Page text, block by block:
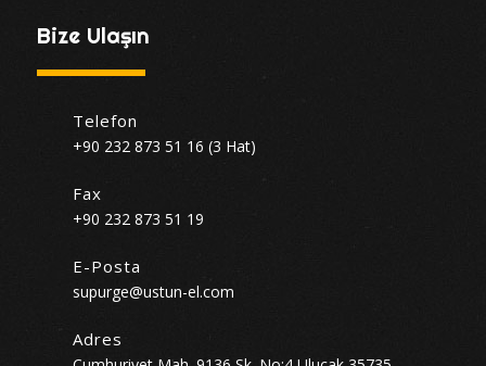
Bize Ulaşın
Telefon
+90 232 873 51 16 (3 Hat)
Fax
+90 232 873 51 19
E-Posta
supurge@ustun-el.com
Adres